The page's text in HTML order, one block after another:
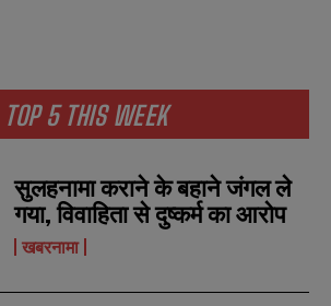
TOP 5 THIS WEEK
सुलहनामा कराने के बहाने जंगल ले
गया, विवाहिता से दुष्कर्म का आरोप
खबरनामा